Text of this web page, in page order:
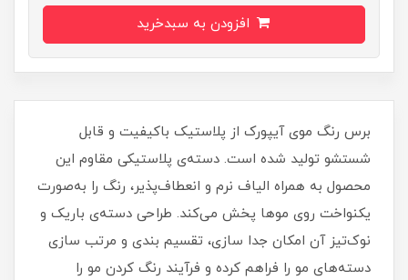
برس رنگ موی آیپورک از پلاستیک باکیفیت و قابل
شستشو تولید شده است. دسته‌ی پلاستیکی مقاوم این
محصول به همراه الیاف نرم و انعطاف‌پذیر، رنگ را به‌صورت
یکنواخت روی موها پخش می‌کند. طراحی دسته‌ی باریک و
نوک‌تیز آن امکان جدا سازی، تقسیم‌ بندی و مرتب‌ سازی
دسته‌های مو را فراهم کرده و فرآیند رنگ کردن مو را